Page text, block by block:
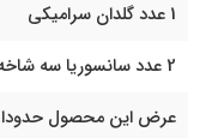
1 عدد گلدان سرامیکی
2 عدد سانسوریا سه شاخه
عرض این محصول حدودا 35 سانتی متر می باشد